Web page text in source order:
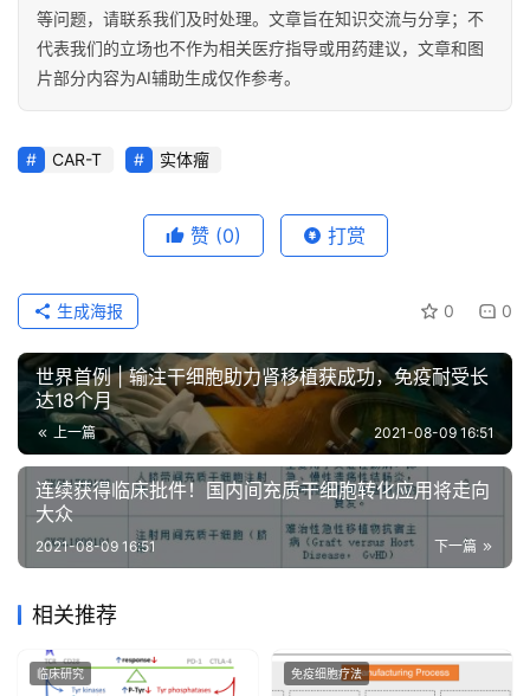
等问题，请联系我们及时处理。文章旨在知识交流与分享；不
代表我们的立场也不作为相关医疗指导或用药建议，文章和图
片部分内容为AI辅助生成仅作参考。
CAR-T 实体瘤
赞 (0) 打赏
0 0
生成海报
世界首例 | 输注干细胞助力肾移植获成功，免疫耐受长
达18个月
上一篇 2021-08-09 16:51
连续获得临床批件！国内间充质干细胞转化应用将走向
大众
下一篇
2021-08-09 16:51
相关推荐
临床研究 免疫细胞疗法